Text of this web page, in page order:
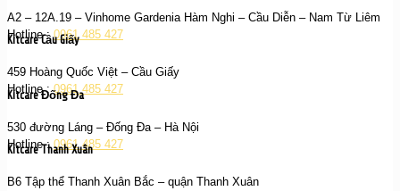
A2 – 12A.19 – Vinhome Gardenia Hàm Nghi – Cầu Diễn – Nam Từ Liêm
Hotline :0961 485 427
Kitcare Cầu Giấy
459 Hoàng Quốc Việt – Cầu Giấy
Hotline :0961 485 427
Kitcare Đống Đa
530 đường Láng – Đống Đa – Hà Nội
Hotline :0961 485 427
Kitcare Thanh Xuân
B6 Tập thể Thanh Xuân Bắc – quận Thanh Xuân